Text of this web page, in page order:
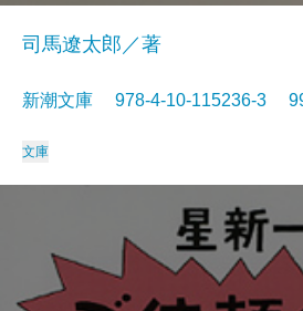
司馬遼太郎／著
新潮文庫 978-4-10-115236-3
文庫